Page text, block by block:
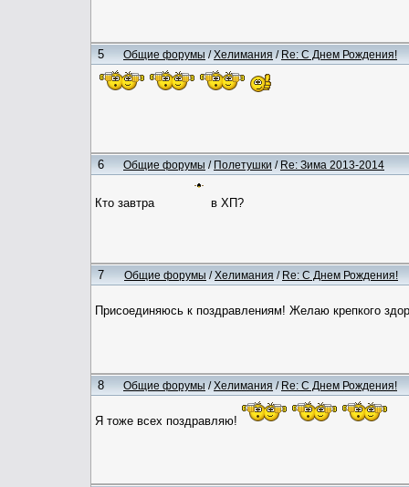
5 Общие форумы /Хелимания / Re: С Днем Рождения!
6 Общие форумы / Полетушки / Re: Зима 2013-2014
Кто завтра в ХП?
7 Общие форумы /Хелимания / Re: С Днем Рождения!
Присоединяюсь к поздравлениям! Желаю крепкого
8 Общие форумы /Хелимания / Re: С Днем Рождения!
Я тоже всех поздравляю!